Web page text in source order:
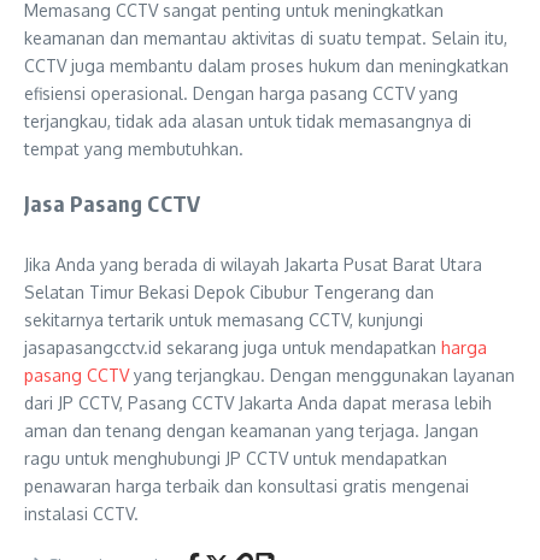
Memasang CCTV sangat penting untuk meningkatkan
keamanan dan memantau aktivitas di suatu tempat. Selain itu,
CCTV juga membantu dalam proses hukum dan meningkatkan
efisiensi operasional. Dengan harga pasang CCTV yang
terjangkau, tidak ada alasan untuk tidak memasangnya di
tempat yang membutuhkan.
Jasa Pasang CCTV
Jika Anda yang berada di wilayah Jakarta Pusat Barat Utara
Selatan Timur Bekasi Depok Cibubur Tengerang dan
sekitarnya tertarik untuk memasang CCTV, kunjungi
jasapasangcctv.id sekarang juga untuk mendapatkan harga
pasang CCTVyang terjangkau. Dengan menggunakan layanan
dari JP CCTV, Pasang CCTV Jakarta Anda dapat merasa lebih
aman dan tenang dengan keamanan yang terjaga. Jangan
ragu untuk menghubungi JP CCTV untuk mendapatkan
penawaran harga terbaik dan konsultasi gratis mengenai
instalasi CCTV.